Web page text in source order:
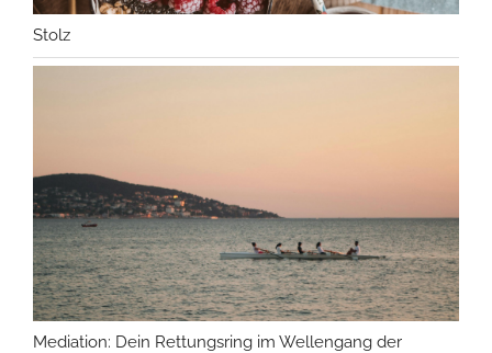
Stolz
Mediation: Dein Rettungsring im Wellengang der